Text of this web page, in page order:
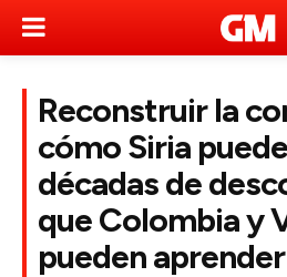
Reconstruir la
cómo Siria
décadas de
que Colombia y
pueden aprender